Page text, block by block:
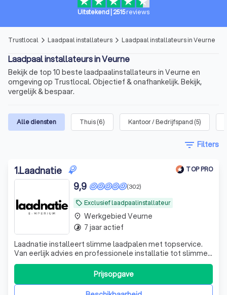
Uitstekend 2515reviews
Trustlocal arrow_forward_ios Laadpaal installateurs arrow_forward_ios Laadpaal installateurs in Veurne
Laadpaal installateurs in Veurne
Bekijk de top 10 beste laadpaalinstallateurs in Veurne en
omgeving op Trustlocal. Objectief & onafhankelijk. Bekijk,
vergelijk & bespaar.
Alle diensten Thuis(6) Kantoor / Bedrijfspand (5)
filter_list Filters
1.Laadnatie TOP PRO
local_offer Exclusief laadpaalinstallateur
(302)
9,9
Laadnatie installeert slimme laadpalen met topservice.
Van eerlijk advies en professionele installatie tot slimme
configuratie en ondersteuning. Persoonlijk, kwalitatief en
Prijsopgave
place Werkgebied Veurne
timelapse 7 jaar actief